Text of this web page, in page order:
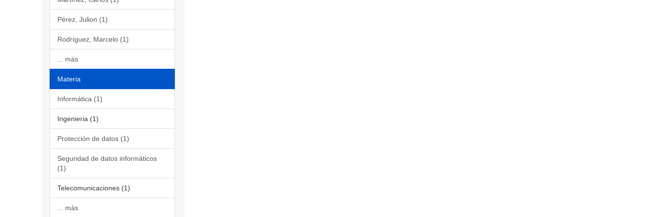
Pérez, Julion (1)
Rodríguez, Marcelo (1)
... más
Materia
Informática (1)
Ingenieria (1)
Protección de datos (1)
Seguridad de datos informáticos
(1)
Telecomunicaciones (1)
... más